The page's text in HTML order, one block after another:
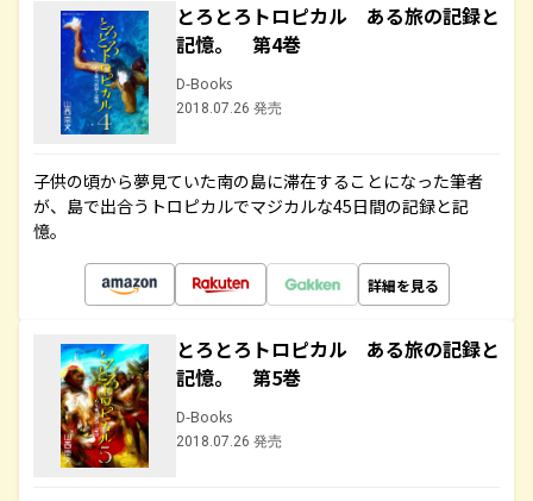
とろとろトロピカル ある旅の記録と
記憶。 第4巻
D-Books
2018.07.26 発売
子供の頃から夢見ていた南の島に滞在することになった筆者
が、島で出合うトロピカルでマジカルな45日間の記録と記
憶。
詳細を見る
とろとろトロピカル ある旅の記録と
記憶。 第5巻
D-Books
2018.07.26 発売